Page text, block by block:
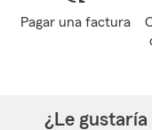
Pagar una factura
¿Le